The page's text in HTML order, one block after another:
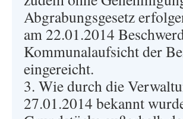
Abgrabungsgesetz
am 22.01.2014
Kommunalaufsicht der
eingereicht.
3. Wie durch die
27.01.2014 bekannt